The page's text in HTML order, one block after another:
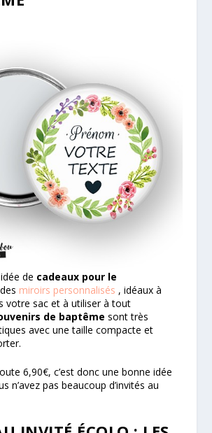
de cadeaux pour le
miroirs personnalisés , idéaux à
votre sac et à utiliser à tout
de baptême sont très
avec une taille compacte et
6,90€, c’est donc une bonne idée
n’avez pas beaucoup d’invités au